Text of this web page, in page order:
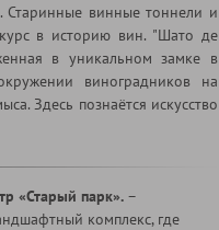
Старинные винные тоннели и
в историю вин. "Шато де
в уникальном замке в
виноградников на
Здесь познаётся искусство
«Старый парк». –
комплекс, где